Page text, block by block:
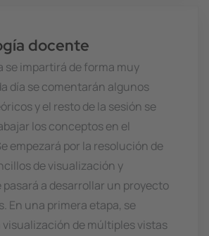
docente
se impartirá de forma muy
día se comentarán algunos
y el resto de la sesión se
los conceptos en el
empezará por la resolución de
de visualización y
pasará a desarrollar un proyecto
En una primera etapa, se
de múltiples vistas